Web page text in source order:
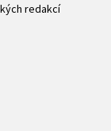
redakcí